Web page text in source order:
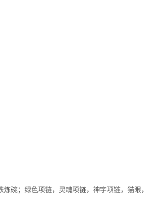
碗；绿色项链，灵魂项链，神宇项链，猫眼，